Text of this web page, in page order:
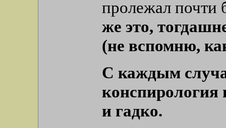
пролежал почти
же это,
(не вспомню,
С каждым
и гадко.